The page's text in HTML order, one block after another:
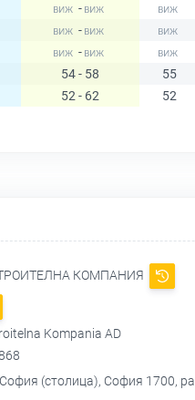
-
-
-
54 - 58 55
52 - 62 52
КОМПАНИЯ
Kompania AD
(столица), София 1700,